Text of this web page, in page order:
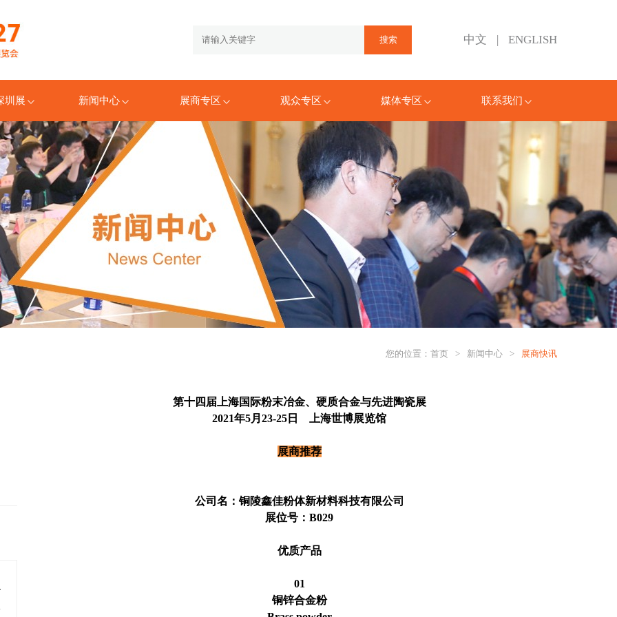
中文 | ENGLISH
圳展 新闻中心 展商专区 观众专区 媒体专区 联系我们
您的位置： 首页 > 新闻中心 > 展商快讯
线
第十四届上海国际粉末冶金、硬质合金与先进陶瓷展
2021年5月23-25日 上海世博展览馆
展商推荐
公司名：铜陵鑫佳粉体新材料科技有限公司
展位号：B029
优质产品
01
铜锌合金粉